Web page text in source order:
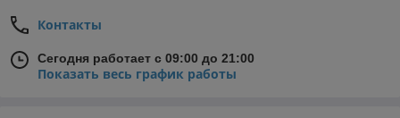
Контакты
Сегодня работает с 09:00 до 21:00
Показать весь график работы